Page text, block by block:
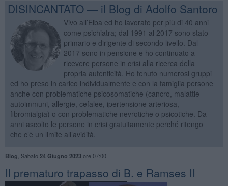
DISINCANTATO — il Blog di Adolfo Santoro
Vivo all’Elba ed ho lavorato per più di 40 anni
come psichiatra; dal 1991 al 2017 sono stato
primario e dirigente di secondo livello. Dal
2017 sono in pensione e ho continuato a
ricevere persone in crisi alla ricerca della
propria autenticità. Ho tenuto numerosi gruppi
ed ho preso in carico individualmente e con la famiglia persone
anche con problematiche psicosomatiche (cancro, malattie
autoimmuni, allergie, cefalee, ipertensione arteriosa,
fibromialgia) o con problematiche nevrotiche o psicotiche. Da
anni ascolto le persone in crisi gratuitamente perché ritengo
che c’è un limite all’avidità.
Blog Sabato 24 Giugno 2023ore 07:00
​Il prematuro trapasso di B. e Ramses II